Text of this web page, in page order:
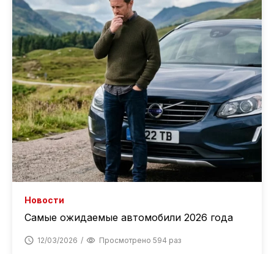
Новости
Самые ожидаемые автомобили 2026 года
12/03/2026 Просмотрено 594 раз